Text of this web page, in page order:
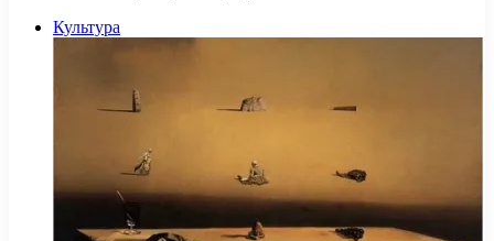
Культура